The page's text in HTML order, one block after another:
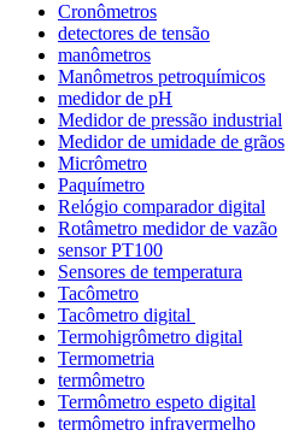
Cronômetros
detectores de tensão
manômetros
Manômetros petroquímicos
medidor de pH
Medidor de pressão industrial
Medidor de umidade de grãos
Micrômetro
Paquímetro
Relógio comparador digital
Rotâmetro medidor de vazão
sensor PT100
Sensores de temperatura
Tacômetro
Tacômetro digital
Termohigrômetro digital
Termometria
termômetro
Termômetro espeto digital
termômetro infravermelho